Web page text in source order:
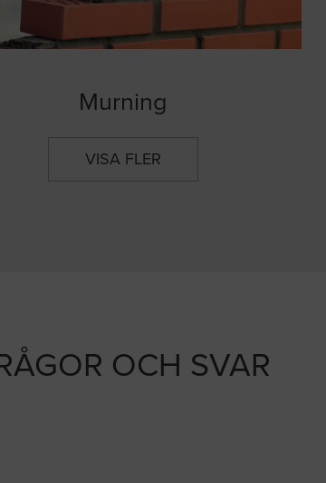
Murning
VISA FLER
OCH SVAR